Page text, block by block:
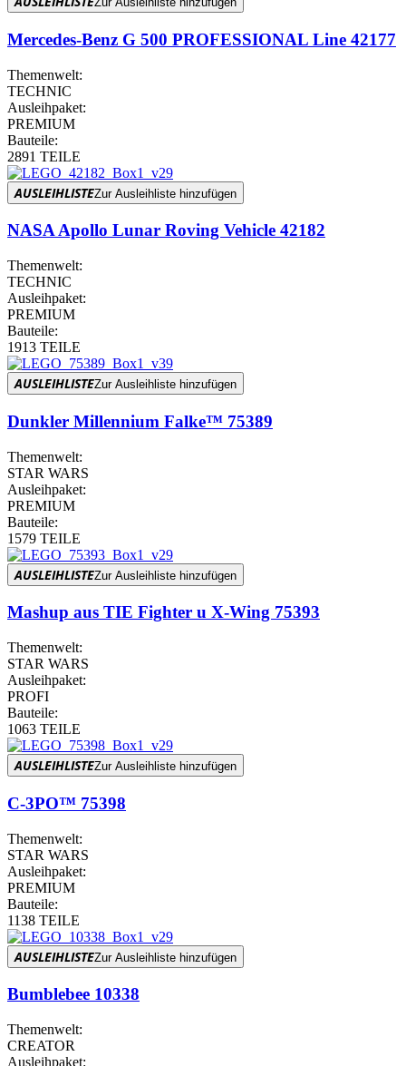
Mercedes-Benz G 500 PROFESSIONAL Line 42177
Themenwelt:
TECHNIC
Ausleihpaket:
PREMIUM
Bauteile:
2891 TEILE
AUSLEIHLISTEZur Ausleihliste hinzufügen
NASA Apollo Lunar Roving Vehicle 42182
Themenwelt:
TECHNIC
Ausleihpaket:
PREMIUM
Bauteile:
1913 TEILE
AUSLEIHLISTEZur Ausleihliste hinzufügen
Dunkler Millennium Falke™ 75389
Themenwelt:
STAR WARS
Ausleihpaket:
PREMIUM
Bauteile:
1579 TEILE
AUSLEIHLISTEZur Ausleihliste hinzufügen
Mashup aus TIE Fighter u X-Wing 75393
Themenwelt:
STAR WARS
Ausleihpaket:
PROFI
Bauteile:
1063 TEILE
AUSLEIHLISTEZur Ausleihliste hinzufügen
C-3PO™ 75398
Themenwelt:
STAR WARS
Ausleihpaket:
PREMIUM
Bauteile:
1138 TEILE
AUSLEIHLISTEZur Ausleihliste hinzufügen
Bumblebee 10338
Themenwelt:
CREATOR
Ausleihpaket: